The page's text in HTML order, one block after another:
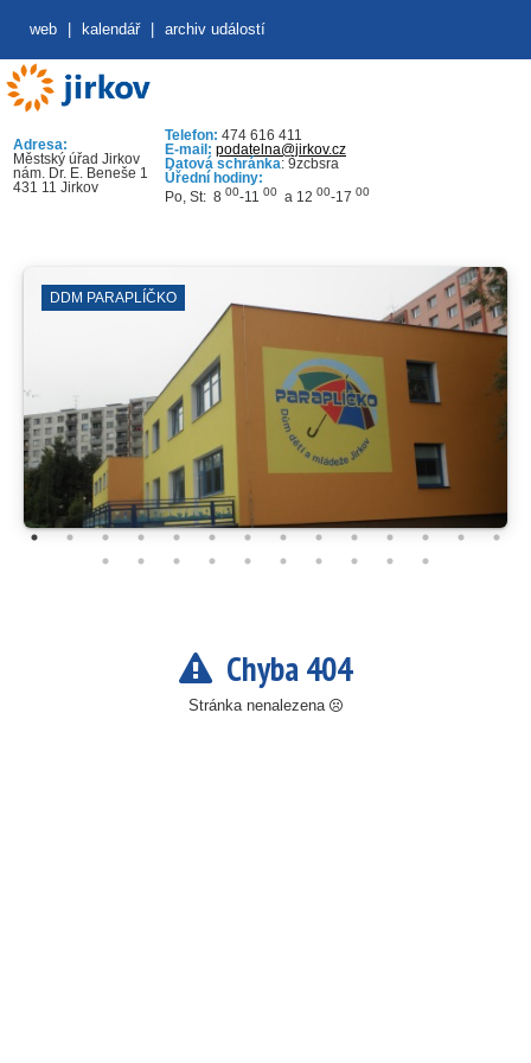
web kalendář archiv událostí
Adresa:
Městský úřad Jirkov
nám. Dr. E. Beneše 1
431 11 Jirkov
Telefon: 474 616 411
E-mail: podatelna@jirkov.cz
Datová schránka: 9zcbsra
Úřední hodiny:
Po, St: 8 00-11 00 a 12 00-17 00
DDM PARAPLÍČKO
Chyba 404
Stránka nenalezena